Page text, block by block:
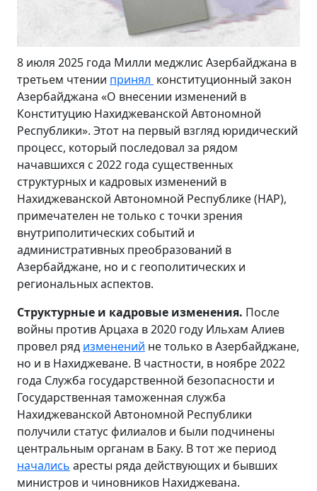
8 июля 2025 года Милли меджлис Азербайджана в
третьем чтении принял конституционный закон
Азербайджана «О внесении изменений в
Конституцию Нахиджеванской Автономной
Республики». Этот на первый взгляд юридический
процесс, который последовал за рядом
начавшихся с 2022 года существенных
структурных и кадровых изменений в
Нахиджеванской Автономной Республике (НАР),
примечателен не только с точки зрения
внутриполитических событий и
административных преобразований в
Азербайджане, но и с геополитических и
региональных аспектов.
Структурные и кадровые изменения. После
войны против Арцаха в 2020 году Ильхам Алиев
провел ряд изменений не только в Азербайджане,
но и в Нахиджеване. В частности, в ноябре 2022
года Служба государственной безопасности и
Государственная таможенная служба
Нахиджеванской Автономной Республики
получили статус филиалов и были подчинены
центральным органам в Баку. В тот же период
начались аресты ряда действующих и бывших
министров и чиновников Нахиджевана.